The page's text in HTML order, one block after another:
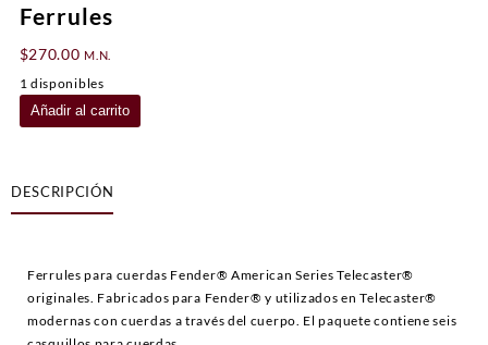
Ferrules
$270.00 M.N.
1 disponibles
Modern
Style
Ferrules
cantidad
Añadir al carrito
DESCRIPCIÓN
Ferrules para cuerdas Fender® American Series Telecaster®
originales. Fabricados para Fender® y utilizados en Telecaster®
modernas con cuerdas a través del cuerpo. El paquete contiene seis